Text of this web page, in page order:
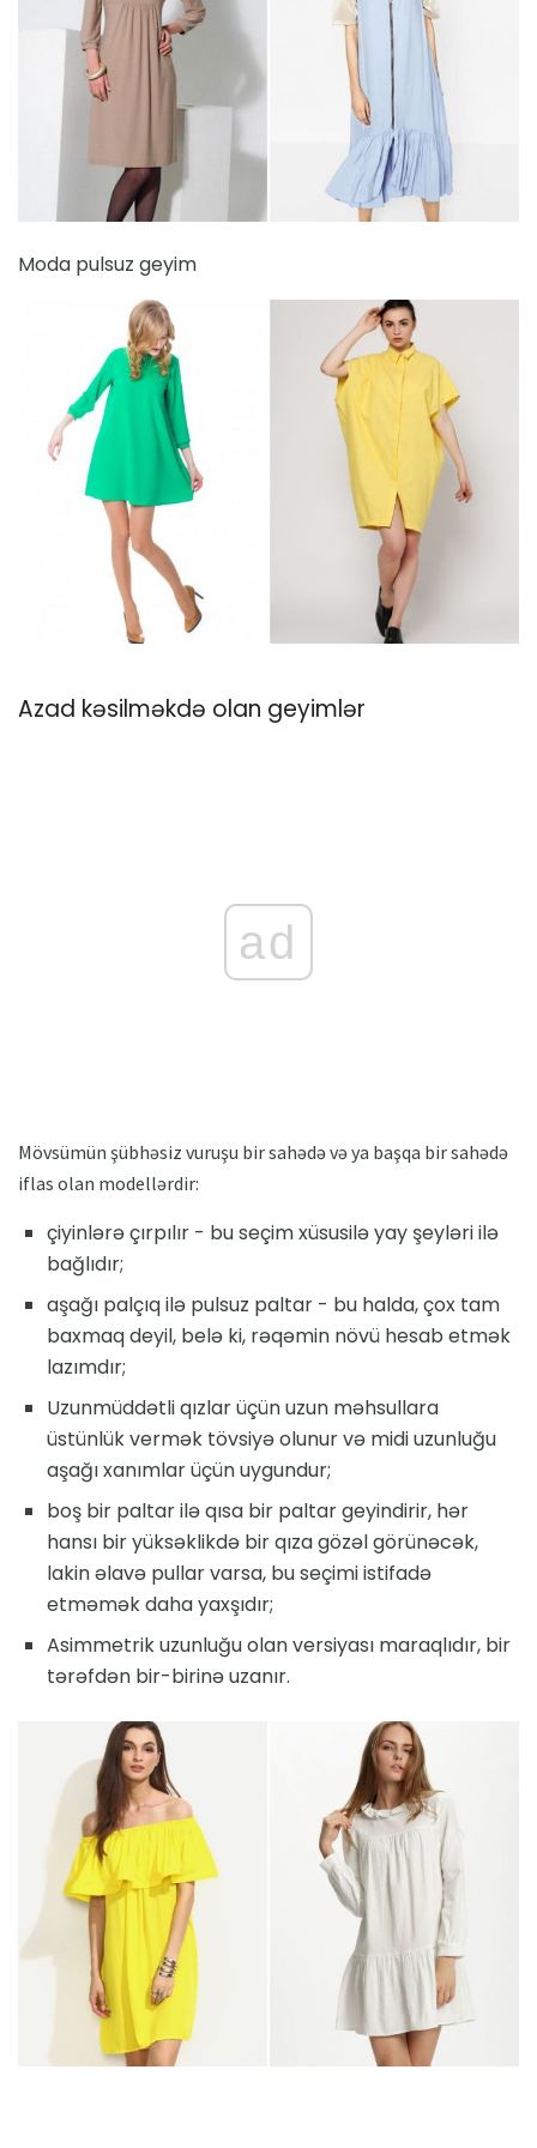
Moda pulsuz geyim
Azad kəsilməkdə olan geyimlər
ad
Mövsümün şübhəsiz vuruşu bir sahədə və ya başqa bir sahədə
iflas olan modellərdir:
çiyinlərə çırpılır - bu seçim xüsusilə yay şeyləri ilə
bağlıdır;
aşağı palçıq ilə pulsuz paltar - bu halda, çox tam
baxmaq deyil, belə ki, rəqəmin növü hesab etmək
lazımdır;
Uzunmüddətli qızlar üçün uzun məhsullara
üstünlük vermək tövsiyə olunur və midi uzunluğu
aşağı xanımlar üçün uygundur;
boş bir paltar ilə qısa bir paltar geyindirir, hər
hansı bir yüksəklikdə bir qıza gözəl görünəcək,
lakin əlavə pullar varsa, bu seçimi istifadə
etməmək daha yaxşıdır;
Asimmetrik uzunluğu olan versiyası maraqlıdır, bir
tərəfdən bir-birinə uzanır.